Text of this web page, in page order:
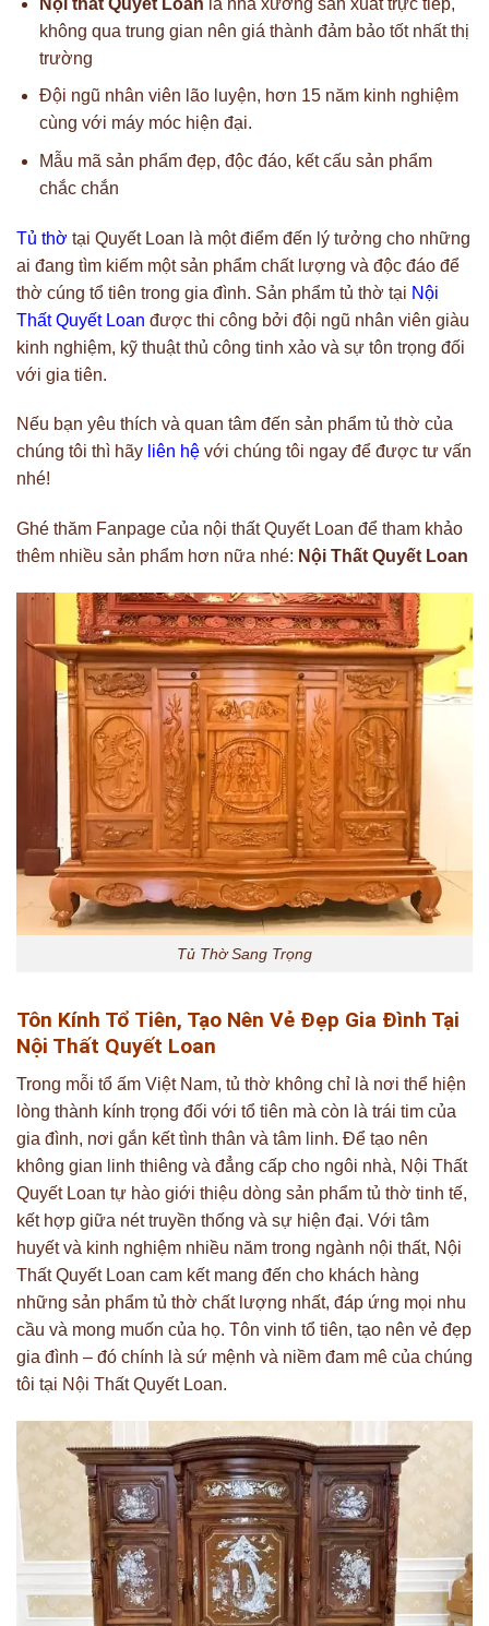
không qua trung gian nên giá thành đảm bảo tốt nhất thị
trường
Đội ngũ nhân viên lão luyện, hơn 15 năm kinh nghiệm
cùng với máy móc hiện đại.
Mẫu mã sản phẩm đẹp, độc đáo, kết cấu sản phẩm
chắc chắn
Tủ thờ tại Quyết Loan là một điểm đến lý tưởng cho những
ai đang tìm kiếm một sản phẩm chất lượng và độc đáo để
thờ cúng tổ tiên trong gia đình. Sản phẩm tủ thờ tại Nội
Thất Quyết Loan được thi công bởi đội ngũ nhân viên giàu
kinh nghiệm, kỹ thuật thủ công tinh xảo và sự tôn trọng đối
với gia tiên.
Nếu bạn yêu thích và quan tâm đến sản phẩm tủ thờ của
chúng tôi thì hãy liên hệ với chúng tôi ngay để được tư vấn
nhé!
Ghé thăm Fanpage của nội thất Quyết Loan để tham khảo
thêm nhiều sản phẩm hơn nữa nhé: Nội Thất Quyết Loan
Tủ Thờ Sang Trọng
Tôn Kính Tổ Tiên, Tạo Nên Vẻ Đẹp Gia Đình Tại
Nội Thất Quyết Loan
Trong mỗi tổ ấm Việt Nam, tủ thờ không chỉ là nơi thể hiện
lòng thành kính trọng đối với tổ tiên mà còn là trái tim của
gia đình, nơi gắn kết tình thân và tâm linh. Để tạo nên
không gian linh thiêng và đẳng cấp cho ngôi nhà, Nội Thất
Quyết Loan tự hào giới thiệu dòng sản phẩm tủ thờ tinh tế,
kết hợp giữa nét truyền thống và sự hiện đại. Với tâm
huyết và kinh nghiệm nhiều năm trong ngành nội thất, Nội
Thất Quyết Loan cam kết mang đến cho khách hàng
những sản phẩm tủ thờ chất lượng nhất, đáp ứng mọi nhu
cầu và mong muốn của họ. Tôn vinh tổ tiên, tạo nên vẻ đẹp
gia đình – đó chính là sứ mệnh và niềm đam mê của chúng
tôi tại Nội Thất Quyết Loan.